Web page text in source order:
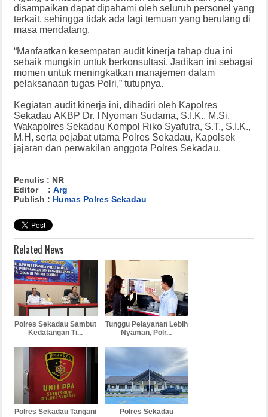
disampaikan dapat dipahami oleh seluruh personel yang
terkait, sehingga tidak ada lagi temuan yang berulang di
masa mendatang.
“Manfaatkan kesempatan audit kinerja tahap dua ini
sebaik mungkin untuk berkonsultasi. Jadikan ini sebagai
momen untuk meningkatkan manajemen dalam
pelaksanaan tugas Polri,” tutupnya.
Kegiatan audit kinerja ini, dihadiri oleh Kapolres
Sekadau AKBP Dr. I Nyoman Sudama, S.I.K., M.Si,
Wakapolres Sekadau Kompol Riko Syafutra, S.T., S.I.K.,
M.H, serta pejabat utama Polres Sekadau, Kapolsek
jajaran dan perwakilan anggota Polres Sekadau.
Penulis : NR
Editor : Arg
Publish : Humas Polres Sekadau
Related News
Polres Sekadau Sambut
Kedatangan Ti...
Tunggu Pelayanan Lebih
Nyaman, Polr...
Polres Sekadau Tangani
Polres Sekadau